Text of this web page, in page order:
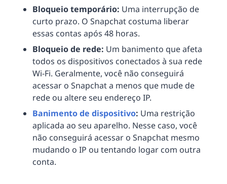
Bloqueio temporário: Uma interrupção de
curto prazo. O Snapchat costuma liberar
essas contas após 48 horas.
Bloqueio de rede: Um banimento que afeta
todos os dispositivos conectados à sua rede
Wi-Fi. Geralmente, você não conseguirá
acessar o Snapchat a menos que mude de
rede ou altere seu endereço IP.
Banimento de dispositivo: Uma restrição
aplicada ao seu aparelho. Nesse caso, você
não conseguirá acessar o Snapchat mesmo
mudando o IP ou tentando logar com outra
conta.